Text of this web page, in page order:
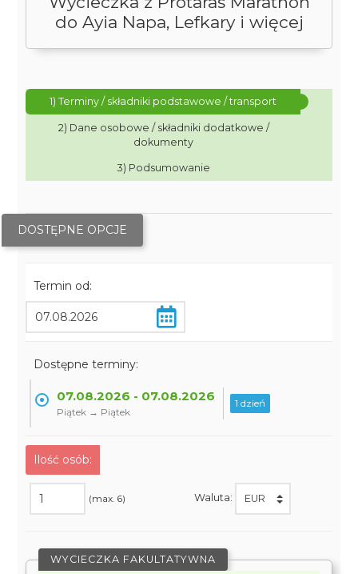
do Ayia Napa, Lefkary i więcej
1) Terminy / składniki podstawowe / transport
2) Dane osobowe / składniki dodatkowe /
dokumenty
3) Podsumowanie
DOSTĘPNE OPCJE
Termin od:
Dostępne terminy:
07.08.2026 - 07.08.2026
Piątek → Piątek
1 dzień
Ilość osób:
(max. 6) Waluta:
WYCIECZKA FAKULTATYWNA